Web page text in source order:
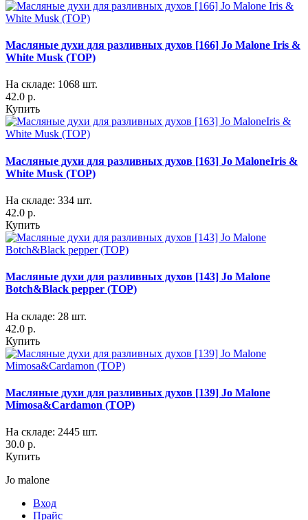
Масляные духи для разливных духов [166] Jo Malone Iris &
White Musk (TOP)
На складе: 1068 шт.
42.0 р.
Купить
Масляные духи для разливных духов [163] Jo MaloneIris &
White Musk (TOP)
На складе: 334 шт.
42.0 р.
Купить
Масляные духи для разливных духов [143] Jo Malone
Botch&Black pepper (TOP)
На складе: 28 шт.
42.0 р.
Купить
Масляные духи для разливных духов [139] Jo Malone
Mimosa&Cardamon (TOP)
На складе: 2445 шт.
30.0 р.
Купить
Jo malone
Вход
Прайс